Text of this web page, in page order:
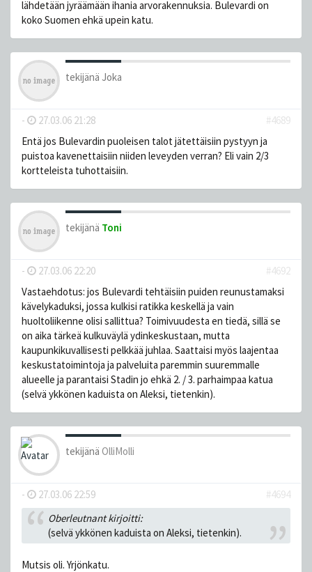
lähdetään jyräämään ihania arvorakennuksia. Bulevardi on
koko Suomen ehkä upein katu.
tekijänä Joka
- 27.03.06 21:28
#4689
Entä jos Bulevardin puoleisen talot jätettäisiin pystyyn ja
puistoa kavenettaisiin niiden leveyden verran? Eli vain 2/3
kortteleista tuhottaisiin.
tekijänä Toni
- 27.03.06 22:20
#4692
Vastaehdotus: jos Bulevardi tehtäisiin puiden reunustamaksi
kävelykaduksi, jossa kulkisi ratikka keskellä ja vain
huoltoliikenne olisi sallittua? Toimivuudesta en tiedä, sillä se
on aika tärkeä kulkuväylä ydinkeskustaan, mutta
kaupunkikuvallisesti pelkkää juhlaa. Saattaisi myös laajentaa
keskustatoimintoja ja palveluita paremmin suuremmalle
alueelle ja parantaisi Stadin jo ehkä 2. / 3. parhaimpaa katua
(selvä ykkönen kaduista on Aleksi, tietenkin).
tekijänä OlliMolli
- 27.03.06 22:59
#4694
Oberleutnant kirjoitti:
(selvä ykkönen kaduista on Aleksi, tietenkin).
Mutsis oli. Yrjönkatu.